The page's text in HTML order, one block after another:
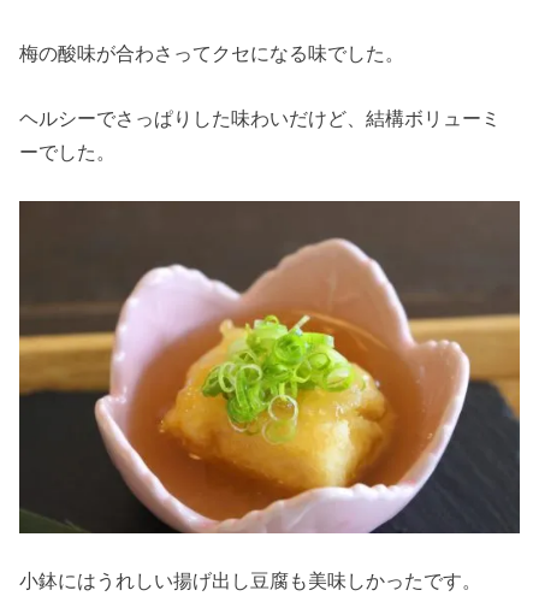
梅の酸味が合わさってクセになる味でした。
ヘルシーでさっぱりした味わいだけど、結構ボリューミ
ーでした。
小鉢にはうれしい揚げ出し豆腐も美味しかったです。